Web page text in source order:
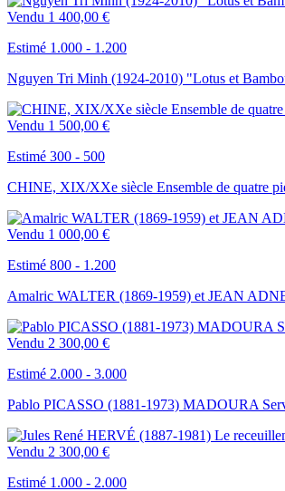
Vendu 1 400,00 €
Estimé 1.000 - 1.200
Nguyen Tri Minh (1924-2010) "Lotus et
Vendu 1 500,00 €
Estimé 300 - 500
CHINE, XIX/XXe siècle Ensemble de quatre
Vendu 1 000,00 €
Estimé 800 - 1.200
Amalric WALTER (1869-1959) et JEAN
Vendu 2 300,00 €
Estimé 2.000 - 3.000
Pablo PICASSO (1881-1973) MADOURA
Vendu 2 300,00 €
Estimé 1.000 - 2.000